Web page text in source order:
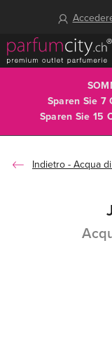
Sparen Sie 7
Sparen Sie 15
Acqua